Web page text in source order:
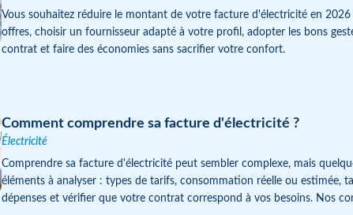
Vous souhaitez réduire le montant de votre facture d'électricité en
offres, choisir un fournisseur adapté à votre profil, adopter les bons
contrat et faire des économies sans sacrifier votre confort.
Comment comprendre sa facture d'électricité ?
Électricité
Comprendre sa facture d'électricité peut sembler complexe, mais
éléments à analyser : types de tarifs, consommation réelle ou estimée,
dépenses et vérifier que votre contrat correspond à vos besoins. Nos